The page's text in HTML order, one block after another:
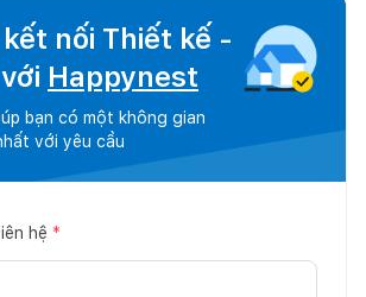
nối Thiết kế -
Happynest
bạn có một không gian
với yêu cầu
hệ *